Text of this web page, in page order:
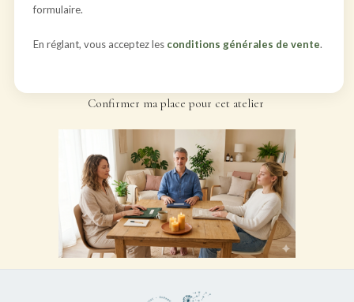
formulaire.
En réglant, vous acceptez les conditions générales de vente.
Confirmer ma place pour cet atelier